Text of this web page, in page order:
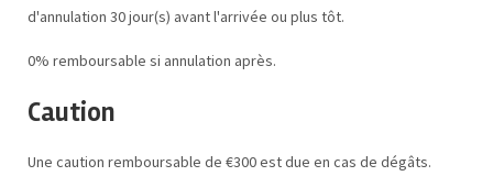
d'annulation 30 jour(s) avant l'arrivée ou plus tôt.
0% remboursable si annulation après.
Caution
Une caution remboursable de €300 est due en cas de dégâts.